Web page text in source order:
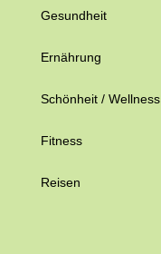
Gesundheit
Ernährung
Schönheit / Wellness
Fitness
Reisen